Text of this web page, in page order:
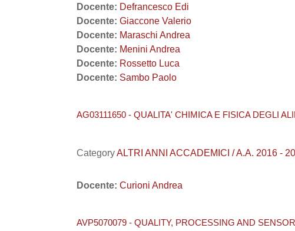
Docente: Defrancesco Edi
Docente: Giaccone Valerio
Docente: Maraschi Andrea
Docente: Menini Andrea
Docente: Rossetto Luca
Docente: Sambo Paolo
AG03111650 - QUALITA' CHIMICA E FISICA DEGLI
CategoryALTRI ANNI ACCADEMICI / A.A. 2016 -
Docente: Curioni Andrea
AVP5070079 - QUALITY, PROCESSING AND